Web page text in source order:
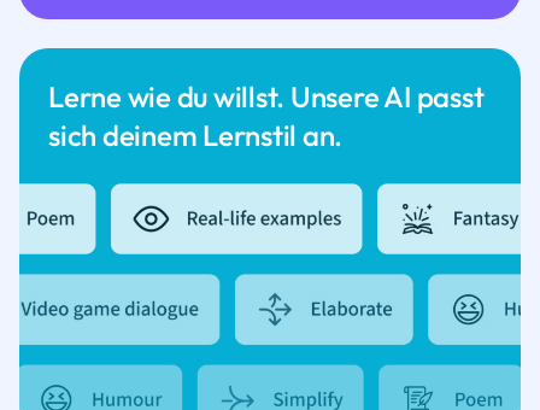
Lerne wie du willst. Unsere AI passt
sich deinem Lernstil an.